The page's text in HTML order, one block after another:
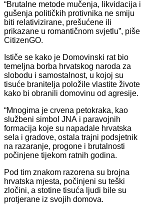
“Brutalne metode mučenja, likvidacija i
gušenja političkih protivnika ne smiju
biti relativizirane, prešućene ili
prikazane u romantičnom svjetlu”, piše
CitizenGO.
Ističe se kako je Domovinski rat bio
temeljna borba hrvatskog naroda za
slobodu i samostalnost, u kojoj su
tisuće branitelja položile vlastite živote
kako bi obranili domovinu od agresije.
“Mnogima je crvena petokraka, kao
službeni simbol JNA i paravojnih
formacija koje su napadale hrvatska
sela i gradove, ostala trajni podsjetnik
na razaranje, progone i brutalnosti
počinjene tijekom ratnih godina.
Pod tim znakom razorena su brojna
hrvatska mjesta, počinjeni su teški
zločini, a stotine tisuća ljudi bile su
protjerane iz svojih domova.